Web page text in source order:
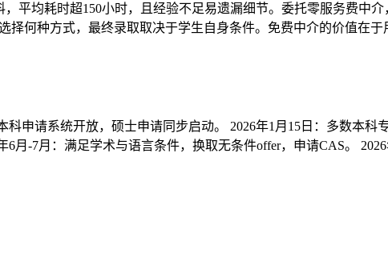
平均耗时超150小时，且经验不足易遗漏细节。委托零服务费中介
何种方式，最终录取取决于学生自身条件。免费中介的价值在
申请系统开放，硕士申请同步启动。 2026年1月15日：多数本科
月-7月：满足学术与语言条件，换取无条件offer，申请CAS。